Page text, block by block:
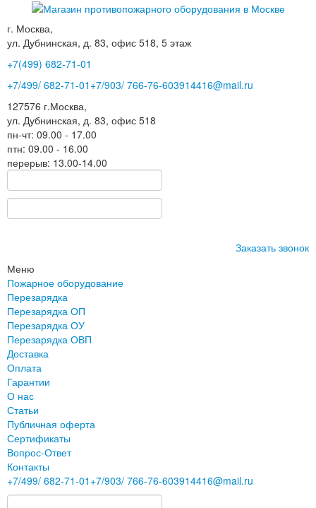
г. Москва,
ул. Дубнинская, д. 83, офис 518, 5 этаж
+7(499) 682-71-01
+7/499/ 682-71-01 +7/903/ 766-76-603914416@mail.ru
127576 г.Москва,
ул. Дубнинская, д. 83, офис 518
пн-чт: 09.00 - 17.00
птн: 09.00 - 16.00
перерыв: 13.00-14.00
Заказать звонок
Меню
Пожарное оборудование
Перезарядка
Перезарядка ОП
Перезарядка ОУ
Перезарядка ОВП
Доставка
Оплата
Гарантии
О нас
Статьи
Публичная оферта
Сертификаты
Вопрос-Ответ
Контакты
+7/499/ 682-71-01 +7/903/ 766-76-603914416@mail.ru